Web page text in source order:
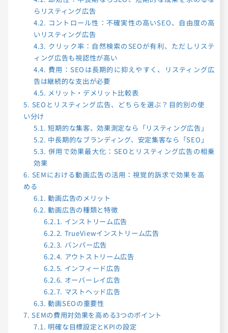
らリスティング広告
4.2. コントロール性：不確実性の高いSEO、自由度の高
いリスティング広告
4.3. クリック率：自然検索のSEOが有利、ただしリステ
ィング広告も視認性が高い
4.4. 費用：SEOは長期的に抑えやすく、リスティング広
告は継続的な支出が必要
4.5. メリット・デメリット比較表
5. SEOとリスティング広告、どちらを選ぶ？目的別の使
い分け
5.1. 短期的な集客、効果測定なら「リスティング広告」
5.2. 中長期的なブランディング、安定集客なら「SEO」
5.3. 併用で効果最大化：SEOとリスティング広告の相乗
効果
6. SEMにおける動画広告の活用：視覚的訴求で効果を高
める
6.1. 動画広告のメリット
6.2. 動画広告の種類と特徴
6.2.1. インストリーム広告
6.2.2. TrueViewインストリーム広告
6.2.3. バンパー広告
6.2.4. アウトストリーム広告
6.2.5. インフィード広告
6.2.6. オーバーレイ広告
6.2.7. マストヘッド広告
6.3. 動画SEOの重要性
7. SEMの費用対効果を高める3つのポイント
7.1. 明確な目標設定とKPIの設定